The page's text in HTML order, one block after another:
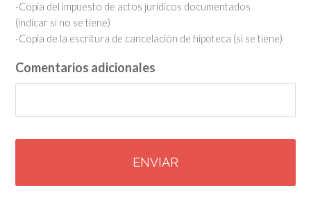
-Copia del impuesto de actos jurídicos documentados
(indicar si no se tiene)
-Copia de la escritura de cancelación de hipoteca (si se tiene)
Comentarios adicionales